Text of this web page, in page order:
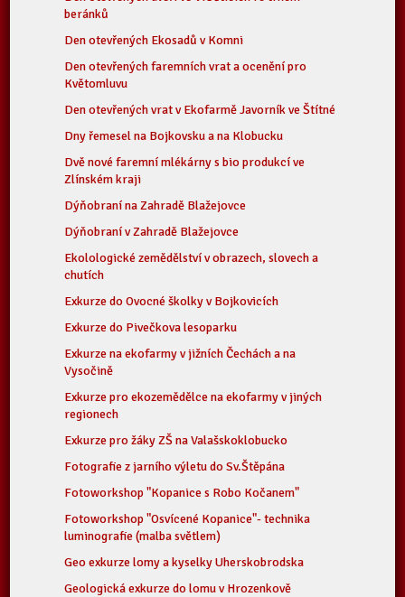
beránků
Den otevřených Ekosadů v Komni
Den otevřených faremních vrat a ocenění pro
Květomluvu
Den otevřených vrat v Ekofarmě Javorník ve Štítné
Dny řemesel na Bojkovsku a na Klobucku
Dvě nové faremní mlékárny s bio produkcí ve
Zlínském kraji
Dýňobraní na Zahradě Blažejovce
Dýňobraní v Zahradě Blažejovce
Ekolologické zemědělství v obrazech, slovech a
chutích
Exkurze do Ovocné školky v Bojkovicích
Exkurze do Pivečkova lesoparku
Exkurze na ekofarmy v jižních Čechách a na
Vysočině
Exkurze pro ekozemědělce na ekofarmy v jiných
regionech
Exkurze pro žáky ZŠ na Valašskoklobucko
Fotografie z jarního výletu do Sv.Štěpána
Fotoworkshop "Kopanice s Robo Kočanem"
Fotoworkshop "Osvícené Kopanice"- technika
luminografie (malba světlem)
Geo exkurze lomy a kyselky Uherskobrodska
Geologická exkurze do lomu v Hrozenkově